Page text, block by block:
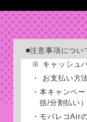
■注意事項につい
※ キャッシュ
・
お支払い方
・本キャンペ
括/分割払い
・ モバレコAir